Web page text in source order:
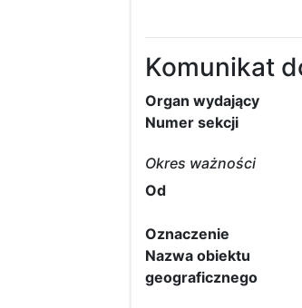
Komunikat
Organ wydający
Numer sekcji
Okres ważności
Od
Oznaczenie
Nazwa obiektu
geograficznego